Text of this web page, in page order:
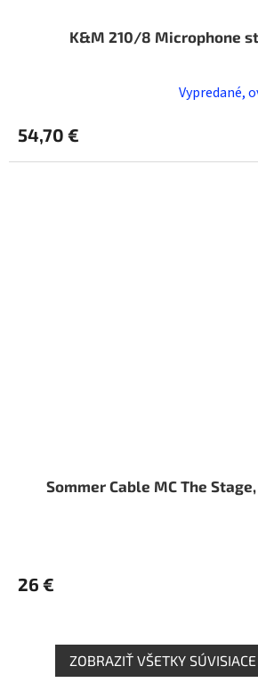
K&M 210/8 Microphone
Vypredané,
54,70 €
Sommer Cable MC The
26 €
ZOBRAZIŤ VŠETKY